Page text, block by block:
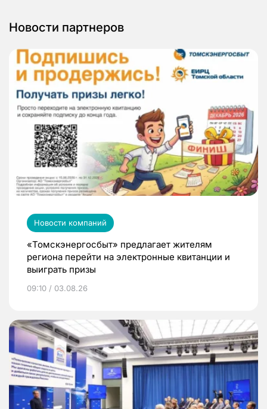
Новости партнеров
Новости компаний
«Томскэнергосбыт» предлагает жителям
региона перейти на электронные квитанции и
выиграть призы
09:10 / 03.08.26